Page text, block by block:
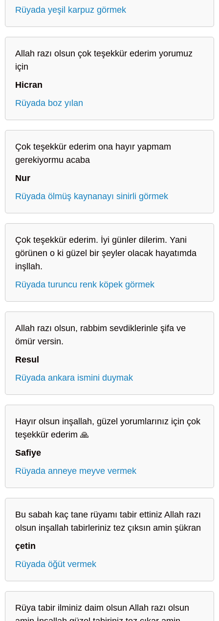
Rüyada yeşil karpuz görmek
Allah razı olsun çok teşekkür ederim yorumuz
için
Hicran
Rüyada boz yılan
Çok teşekkür ederim ona hayır yapmam
gerekiyormu acaba
Nur
Rüyada ölmüş kaynanayı sinirli görmek
Çok teşekkür ederim. İyi günler dilerim. Yani
görünen o ki güzel bir şeyler olacak hayatımda
inşllah.
Rüyada turuncu renk köpek görmek
Allah razı olsun, rabbim sevdiklerinle şifa ve
ömür versin.
Resul
Rüyada ankara ismini duymak
Hayır olsun inşallah, güzel yorumlarınız için çok
teşekkür ederim 🙏
Safiye
Rüyada anneye meyve vermek
Bu sabah kaç tane rüyamı tabir ettiniz Allah razı
olsun inşallah tabirleriniz tez çıksın amin şükran
çetin
Rüyada öğüt vermek
Rüya tabir ilminiz daim olsun Allah razı olsun